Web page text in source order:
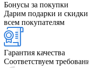
Бонусы за покупки
Дарим подарки и
всем покупателям
Гарантия качества
Соответствуем